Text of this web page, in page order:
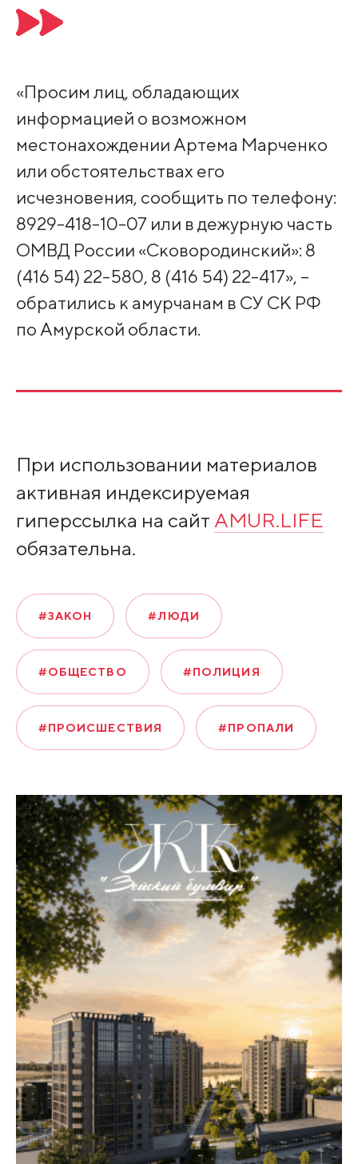
«Просим лиц, обладающих
информацией о возможном
местонахождении Артема Марченко
или обстоятельствах его
исчезновения, сообщить по телефону:
8929-418-10-07 или в дежурную часть
ОМВД России «Сковородинский»: 8
(416 54) 22-580, 8 (416 54) 22-417», –
обратились к амурчанам в СУ СК РФ
по Амурской области.
При использовании материалов
активная индексируемая
гиперссылка на сайт AMUR.LIFE
обязательна.
#ЗАКОН #ЛЮДИ
#ОБЩЕСТВО #ПОЛИЦИЯ
#ПРОИСШЕСТВИЯ #ПРОПАЛИ